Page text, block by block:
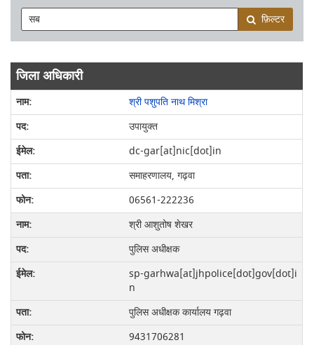
फ़िल्टर
जिला अधिकारी
श्री पशुपति नाथ मिश्रा
उपायुक्त
dc-gar[at]nic[dot]in
समाहरणालय, गढ़वा
06561-222236
श्री आशुतोष शेखर
पुलिस अधीक्षक
sp-garhwa[at]jhpolice[dot]gov[dot]i
n
पुलिस अधीक्षक कार्यालय गढ़वा
9431706281